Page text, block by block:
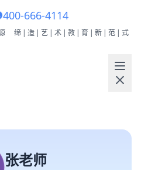
400-666-4114
缔|造|艺|术|教|育|新|范|式
张老师